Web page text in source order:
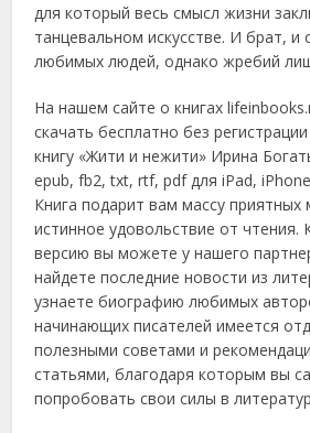
для который весь смысл жизни
танцевальном искусстве. И брат, и
любимых людей, однако жребий
На нашем сайте о книгах
скачать бесплатно без
книгу «Жити и нежити» Ирина
epub, fb2, txt, rtf, pdf для iPad,
Книга подарит вам массу
истинное удовольствие от чтения.
версию вы можете у нашего
найдете последние новости из
узнаете биографию любимых
начинающих писателей имеется
полезными советами и
статьями, благодаря которым вы
попробовать свои силы в